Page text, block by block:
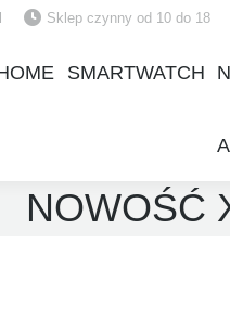
Sklep czynny od 10 do 18
SMARTWATCH
NOWOŚĆ